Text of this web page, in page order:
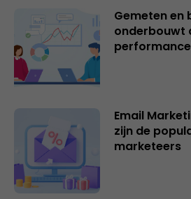
Gemeten en
onderbouwt
Email
zijn de
marketeers